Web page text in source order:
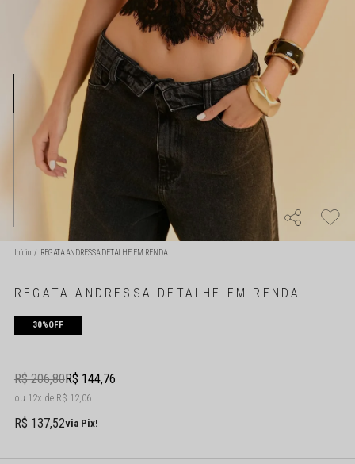
Início REGATA ANDRESSA DETALHE EM RENDA
REGATA ANDRESSA DETALHE EM RENDA
30%OFF
R$ 137,52via Pix!
R$ 206,80R$ 144,76
12x R$ 12,06